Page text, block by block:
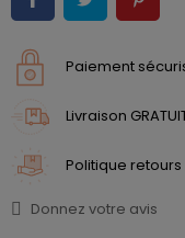
Paiement
Livraison
Politique retours
Donnez votre avis